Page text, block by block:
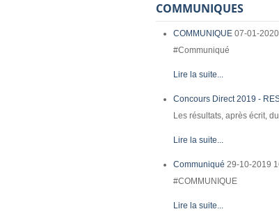
COMMUNIQUES
COMMUNIQUE 07-01-
#Communiqué
Lire la suite...
Concours Direct 2019 -
Les résultats, après écrit,
Lire la suite...
Communiqué 29-10-2019
#COMMUNIQUE
Lire la suite...